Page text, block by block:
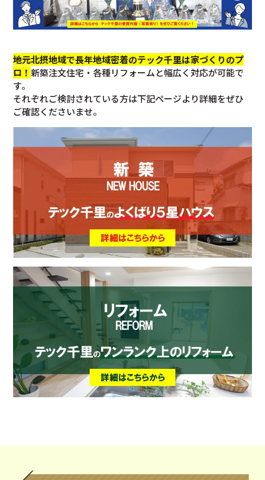
地元北摂地域で長年地域密着のテック千里は家づくりのプ
ロ！新築注文住宅・各種リフォームと幅広く対応が可能で
す。
それぞれご検討されている方は下記ページより詳細をぜひ
ご確認くださいませ。